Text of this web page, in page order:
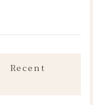
Recent